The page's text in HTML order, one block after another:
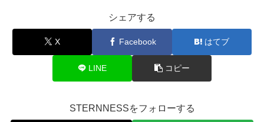
シェアする
X Facebook はてブ
LINE コピー
STERNNESSをフォローする